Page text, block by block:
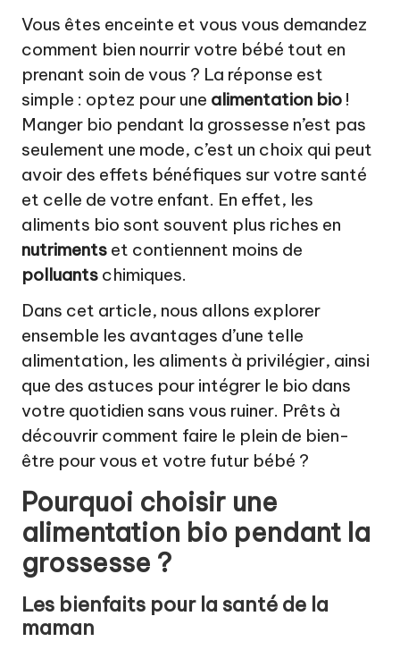
a
t
u
r
el
Vous êtes enceinte et vous vous demandez
comment bien nourrir votre bébé tout en
prenant soin de vous ? La réponse est
simple : optez pour une alimentation bio !
Manger bio pendant la grossesse n’est pas
seulement une mode, c’est un choix qui peut
avoir des effets bénéfiques sur votre santé
et celle de votre enfant. En effet, les
aliments bio sont souvent plus riches en
nutriments et contiennent moins de
polluants chimiques.
Dans cet article, nous allons explorer
ensemble les avantages d’une telle
alimentation, les aliments à privilégier, ainsi
que des astuces pour intégrer le bio dans
votre quotidien sans vous ruiner. Prêts à
découvrir comment faire le plein de bien-
être pour vous et votre futur bébé ?
Pourquoi choisir une
alimentation bio pendant la
grossesse ?
Les bienfaits pour la santé de la
maman